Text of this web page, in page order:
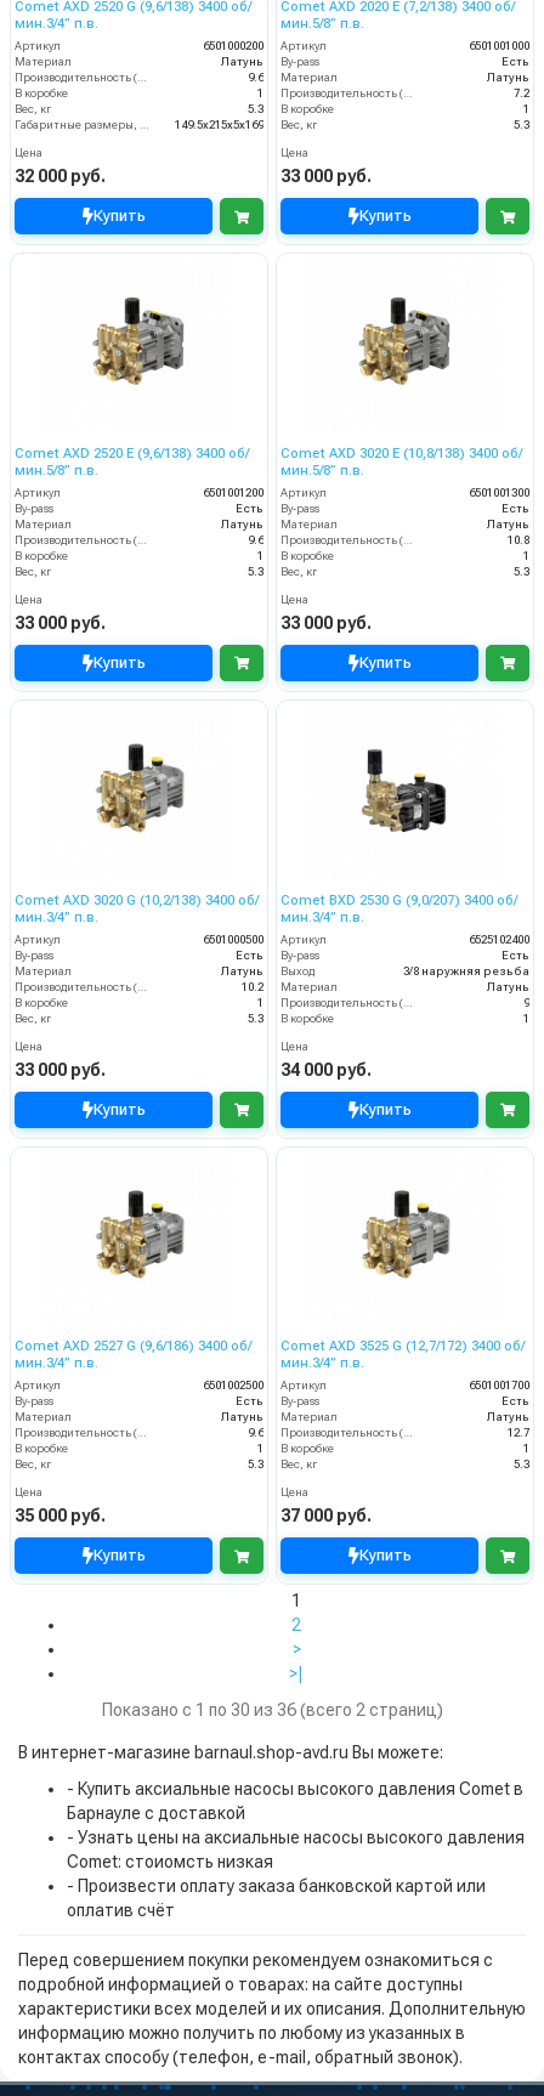
Comet AXD 2520 G (9,6/138) 3400 об/
мин.3/4” п.в.
Артикул
6501000200
Материал
Латунь
Производительность (л/мин)
9.6
В коробке
1
Вес, кг
5.3
Габаритные размеры, мм
149.5x215x5x169
Цена
32 000 руб.
Купить
Comet AXD 2020 E (7,2/138) 3400 об/
мин.5/8” п.в.
Артикул
6501001000
By-pass
Есть
Материал
Латунь
Производительность (л/мин)
7.2
В коробке
1
Вес, кг
5.3
Цена
33 000 руб.
Купить
Comet AXD 2520 E (9,6/138) 3400 об/
мин.5/8” п.в.
Артикул
6501001200
By-pass
Есть
Материал
Латунь
9.6
В коробке
1
Вес, кг
5.3
Цена
33 000 руб.
Купить
Comet AXD 3020 E (10,8/138) 3400 об/
мин.5/8” п.в.
Артикул
6501001300
By-pass
Есть
Материал
Латунь
10.8
В коробке
1
Вес, кг
5.3
Цена
33 000 руб.
Купить
Comet AXD 3020 G (10,2/138) 3400 об/
мин.3/4” п.в.
Артикул
6501000500
By-pass
Есть
Материал
Латунь
10.2
В коробке
1
Вес, кг
5.3
Цена
33 000 руб.
Купить
Comet BXD 2530 G (9,0/207) 3400 об/
мин.3/4” п.в.
Артикул
6525102400
By-pass
Есть
Выход
3/8 наружняя резьба
Материал
Латунь
9
В коробке
1
Цена
34 000 руб.
Купить
Comet AXD 2527 G (9,6/186) 3400 об/
мин.3/4” п.в.
Артикул
6501002500
By-pass
Есть
Материал
Латунь
Производительность (л/мин)
9.6
В коробке
1
Вес, кг
5.3
Цена
35 000 руб.
Купить
Comet AXD 3525 G (12,7/172) 3400 об/
мин.3/4” п.в.
Артикул
6501001700
By-pass
Есть
Материал
Латунь
Производительность (л/мин)
12.7
В коробке
1
Вес, кг
5.3
Цена
37 000 руб.
Купить
1
2
>
>|
Показано с 1 по 30 из 36 (всего 2 страниц)
В интернет-магазине barnaul.shop-avd.ru Вы можете:
- Купить аксиальные насосы высокого давления Comet в
Барнауле с доставкой
- Узнать цены на аксиальные насосы высокого давления
Comet: стоиомсть низкая
- Произвести оплату заказа банковской картой или
оплатив счёт
Перед совершением покупки рекомендуем ознакомиться с
подробной информацией о товарах: на сайте доступны
характеристики всех моделей и их описания. Дополнительную
информацию можно получить по любому из указанных в
контактах способу (телефон, e-mail, обратный звонок).